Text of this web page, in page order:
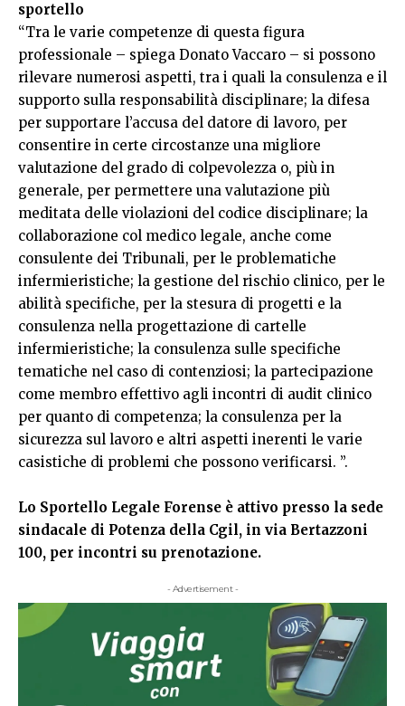
sportello
“Tra le varie competenze di questa figura
professionale – spiega Donato Vaccaro – si possono
rilevare numerosi aspetti, tra i quali la consulenza e il
supporto sulla responsabilità disciplinare; la difesa
per supportare l’accusa del datore di lavoro, per
consentire in certe circostanze una migliore
valutazione del grado di colpevolezza o, più in
generale, per permettere una valutazione più
meditata delle violazioni del codice disciplinare; la
collaborazione col medico legale, anche come
consulente dei Tribunali, per le problematiche
infermieristiche; la gestione del rischio clinico, per le
abilità specifiche, per la stesura di progetti e la
consulenza nella progettazione di cartelle
infermieristiche; la consulenza sulle specifiche
tematiche nel caso di contenziosi; la partecipazione
come membro effettivo agli incontri di audit clinico
per quanto di competenza; la consulenza per la
sicurezza sul lavoro e altri aspetti inerenti le varie
casistiche di problemi che possono verificarsi. ”.
Lo Sportello Legale Forense è attivo presso la sede
sindacale di Potenza della Cgil, in via Bertazzoni
100, per incontri su prenotazione.
- Advertisement -